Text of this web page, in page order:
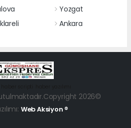
Yozgat
Ankara
2026©
Web Aksiyon ®